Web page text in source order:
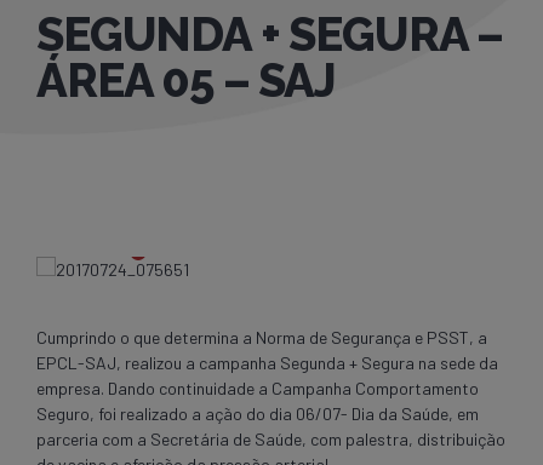
SEGUNDA + SEGURA –
ÁREA 05 – SAJ
Cumprindo o que determina a Norma de Segurança e PSST, a
EPCL-SAJ, realizou a campanha Segunda + Segura na sede da
empresa. Dando continuidade a Campanha Comportamento
Seguro, foi realizado a ação do dia 06/07- Dia da Saúde, em
parceria com a Secretária de Saúde, com palestra, distribuição